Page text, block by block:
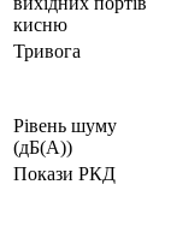
кисню
Тривога
Рівень шуму
(дБ(A))
Покази РКД